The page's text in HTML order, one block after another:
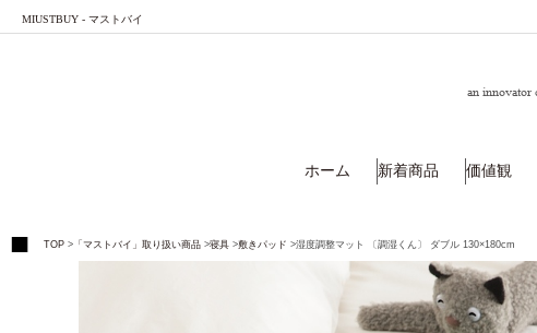
MIUSTBUY - マストバイ
an innovator
ホーム 新着商品 価値観
TOP > 「マストバイ」取り扱い商品 >寝具 >敷きパッド >湿度調整マット 〔調湿くん〕 ダブル 130×180cm